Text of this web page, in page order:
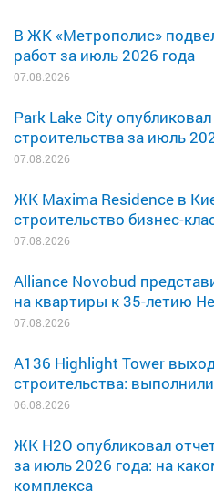
В ЖК «Метрополис»
работ за июль 2026 года
07.08.2026
Park Lake City
строительства за июль
07.08.2026
ЖК Maxima Residence в
строительство бизнес-
07.08.2026
Alliance Novobud
на квартиры к 35-летию
07.08.2026
A136 Highlight Tower
строительства:
06.08.2026
ЖК H2O опубликовал
за июль 2026 года: на
комплекса